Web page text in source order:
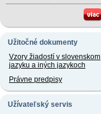
Užitočné dokumenty
Vzory žiadostí v slovenskom
jazyku a iných jazykoch
Právne predpisy
Užívateľský servis